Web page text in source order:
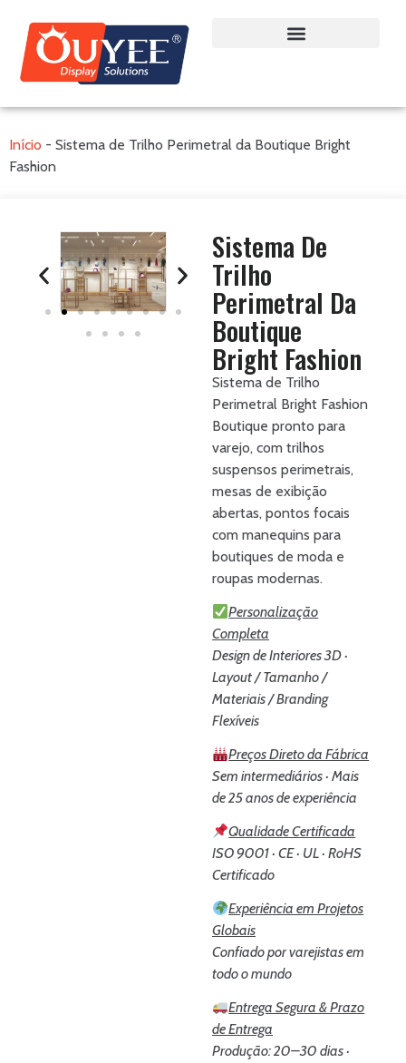
Início - Sistema de Trilho Perimetral da Boutique Bright
Fashion
Sistema De
Trilho
Perimetral Da
Boutique
Bright Fashion
Sistema de Trilho
Perimetral Bright Fashion
Boutique pronto para
varejo, com trilhos
suspensos perimetrais,
mesas de exibição
abertas, pontos focais
com manequins para
boutiques de moda e
roupas modernas.
Personalização
Completa
Design de Interiores 3D ·
Layout / Tamanho /
Materiais / Branding
Flexíveis
Preços Direto da Fábrica
Sem intermediários · Mais
de 25 anos de experiência
Qualidade Certificada
ISO 9001 · CE · UL · RoHS
Certificado
Experiência em Projetos
Globais
Confiado por varejistas em
todo o mundo
Entrega Segura & Prazo
de Entrega
Produção: 20–30 dias ·